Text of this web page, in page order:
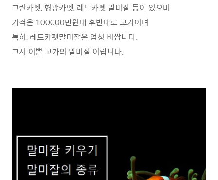
그린카펫, 형광카펫, 레드카펫 말미잘 등이 있으며
가격은 100000만원대 후반대로 고가이며
특히, 레드카펫말미잘은 엄청 비쌉니다.
그저 이쁜 고가의 말미잘 이랍니다.